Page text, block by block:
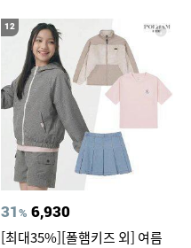
12
31% 6,930
[최대35%][폴햄키즈 외] 여름